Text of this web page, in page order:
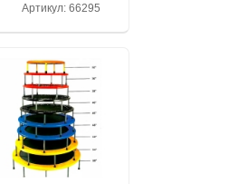
Артикул: 66295